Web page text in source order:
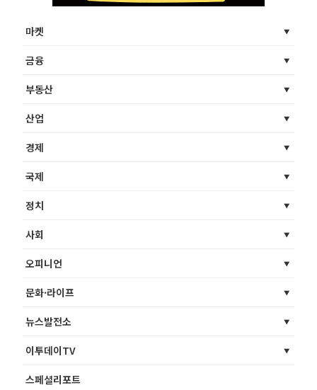
마켓
금융
부동산
산업
경제
국제
정치
사회
오피니언
문화·라이프
뉴스발전소
이투데이TV
스페셜리포트